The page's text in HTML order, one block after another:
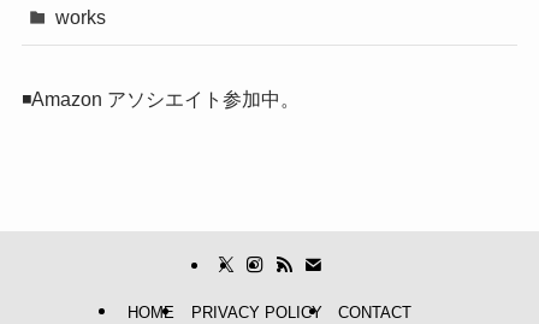
works
◾️Amazon アソシエイト参加中。
HOME PRIVACY POLICY CONTACT